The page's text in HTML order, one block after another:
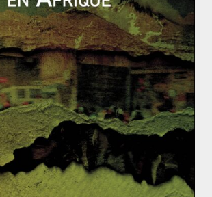
AFRIQUE CENTRALE
AFRIQUE DE L'EST
GÉOPOLITIQUE & RELATIONS INTERNATIONALES
Porret 28 septembre 2022 0 Comments
continent africain :
politiques, sécuritaires et
(1/2)